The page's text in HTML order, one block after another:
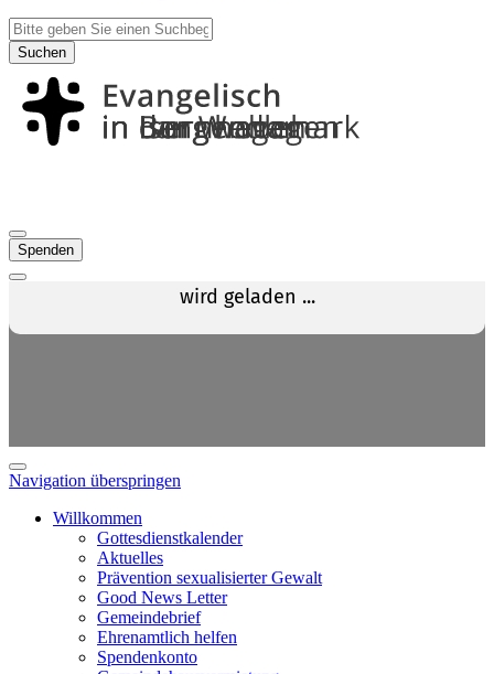
Suchen
Spenden
Navigation überspringen
Willkommen
Gottesdienstkalender
Aktuelles
Prävention sexualisierter Gewalt
Good News Letter
Gemeindebrief
Ehrenamtlich helfen
Spendenkonto